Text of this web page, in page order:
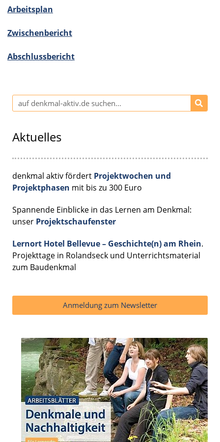
Arbeits­plan
Zwischen­be­richt
Abschluss­be­richt
Aktuelles
denkmal aktiv fördert Projektwochen und
Projektphasen mit bis zu 300 Euro
Spannende Einblicke in das Lernen am Denkmal:
unser Projektschaufenster
Lernort Hotel Bellevue – Geschichte(n) am Rhein.
Projekttage in Rolandseck und Unterrichtsmaterial
zum Baudenkmal
Anmeldung zum Newsletter